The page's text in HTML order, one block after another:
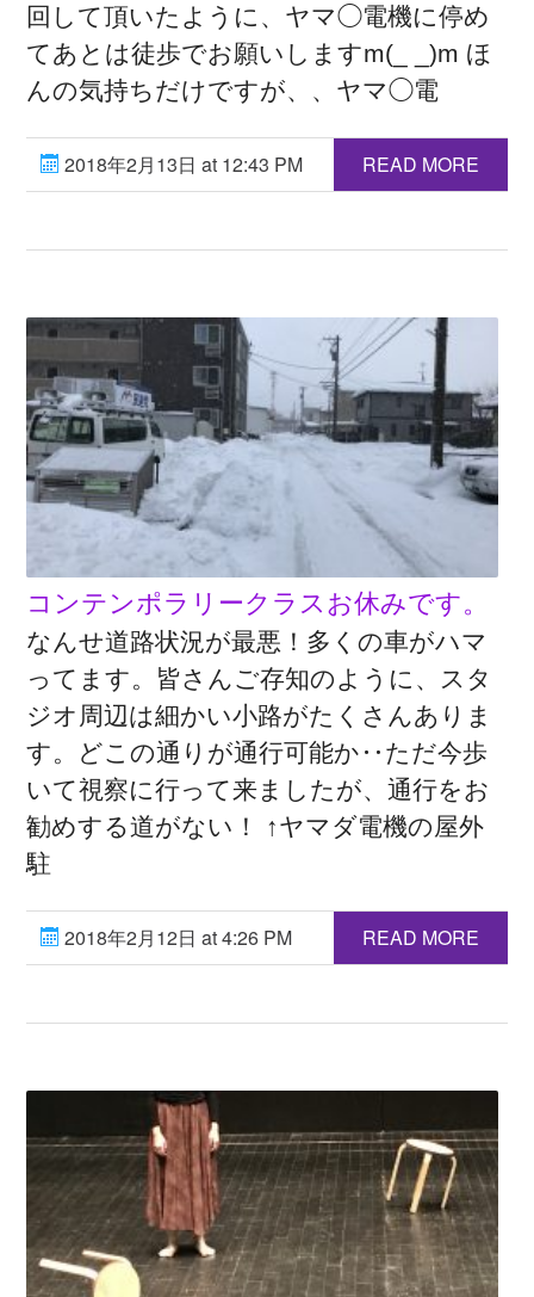
回して頂いたように、ヤマ◯電機に停め
てあとは徒歩でお願いしますm(_ _)m ほ
んの気持ちだけですが、、ヤマ◯電
2018年2月13日 at 12:43 PM READ MORE
コンテンポラリークラスお休みです。
なんせ道路状況が最悪！多くの車がハマ
ってます。皆さんご存知のように、スタ
ジオ周辺は細かい小路がたくさんありま
す。どこの通りが通行可能か‥ただ今歩
いて視察に行って来ましたが、通行をお
勧めする道がない！ ↑ヤマダ電機の屋外
駐
2018年2月12日 at 4:26 PM READ MORE